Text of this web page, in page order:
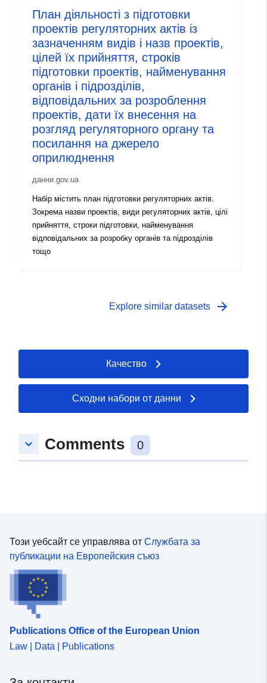
План діяльності з підготовки
проектів регуляторних актів із
зазначенням видів і назв проектів,
цілей їх прийняття, строків
підготовки проектів, найменування
органів і підрозділів,
відповідальних за розроблення
проектів, дати їх внесення на
розгляд регуляторного органу та
посилання на джерело
оприлюднення
данни.gov.ua
Набір містить план підготовки регуляторних актів.
Зокрема назви проектів, види регуляторних актів, цілі
прийняття, строки підготовки, найменування
відповідальних за розробку органів та підрозділів
тощо
Explore similar datasets arrow_forward
Качество
Сходни набори от данни
keyboard_arrow_down Comments 0
Този уебсайт се управлява от Службата за
публикации на Европейския съюз
Publications Office of the European Union
Law | Data | Publications